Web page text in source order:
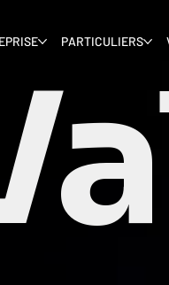
PARTICULIERS